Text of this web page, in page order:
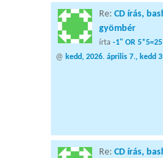
Re: CD írás,
gyömbér
írta -1" OR
@ kedd, 2026. április 7., kedd
Re: CD írás,